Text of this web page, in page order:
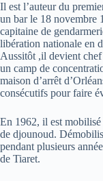
Il est l’auteur du
un bar le 18 novembre
capitaine de
libération nationale en
Aussitôt ,il devient
un camp de
maison d’arrêt
consécutifs pour faire
En 1962, il est mobilisé
de djounoud.
pendant plusieurs
de Tiaret.